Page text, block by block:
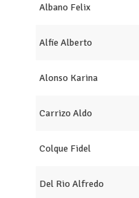
Albano Felix
Alfie Alberto
Alonso Karina
Carrizo Aldo
Colque Fidel
Del Rio Alfredo